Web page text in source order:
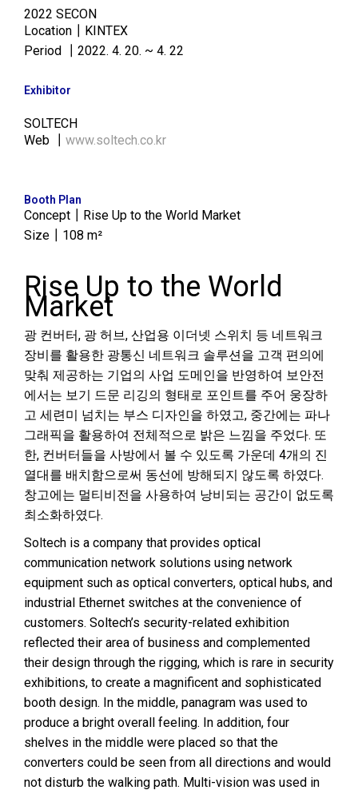
2022 SECON
Location┃KINTEX
Period ┃2022. 4. 20. ~ 4. 22
Exhibitor
SOLTECH
Web ┃ www.soltech.co.kr
Booth Plan
Concept┃Rise Up to the World Market
Size┃108 m²
Rise Up to the World
Market
광 컨버터, 광 허브, 산업용 이더넷 스위치 등 네트워크
장비를 활용한 광통신 네트워크 솔루션을 고객 편의에
맞춰 제공하는 기업의 사업 도메인을 반영하여 보안전
에서는 보기 드문 리깅의 형태로 포인트를 주어 웅장하
고 세련미 넘치는 부스 디자인을 하였고, 중간에는 파나
그래픽을 활용하여 전체적으로 밝은 느낌을 주었다. 또
한, 컨버터들을 사방에서 볼 수 있도록 가운데 4개의 진
열대를 배치함으로써 동선에 방해되지 않도록 하였다.
창고에는 멀티비전을 사용하여 낭비되는 공간이 없도록
최소화하였다.
Soltech is a company that provides optical
communication network solutions using network
equipment such as optical converters, optical hubs, and
industrial Ethernet switches at the convenience of
customers. Soltech’s security-related exhibition
reflected their area of business and complemented
their design through the rigging, which is rare in security
exhibitions, to create a magnificent and sophisticated
booth design. In the middle, panagram was used to
produce a bright overall feeling. In addition, four
shelves in the middle were placed so that the
converters could be seen from all directions and would
not disturb the walking path. Multi-vision was used in